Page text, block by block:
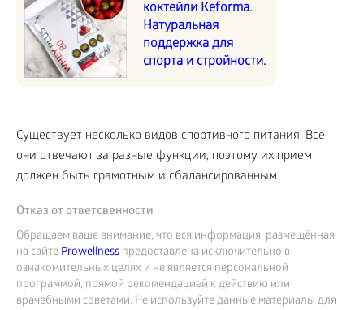
коктейли Keforma.
Натуральная
поддержка для
спорта и стройности.
Существует несколько видов спортивного питания. Все
они отвечают за разные функции, поэтому их прием
должен быть грамотным и сбалансированным.
Отказ от ответсвенности
Обращаем ваше внимание, что вся информация, размещённая
на сайтеProwellness предоставлена исключительно в
ознакомительных целях и не является персональной
программой, прямой рекомендацией к действию или
врачебными советами. Не используйте данные материалы для